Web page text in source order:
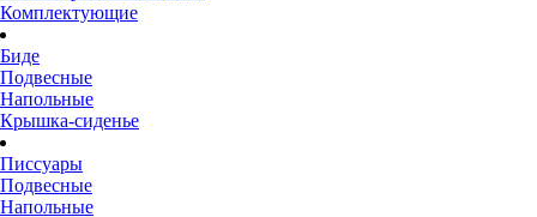
Комплектующие
Биде
Подвесные
Напольные
Крышка-сиденье
Писсуары
Подвесные
Напольные